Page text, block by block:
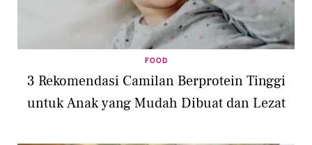
FOOD
3 Rekomendasi Camilan Berprotein Tinggi
untuk Anak yang Mudah Dibuat dan Lezat